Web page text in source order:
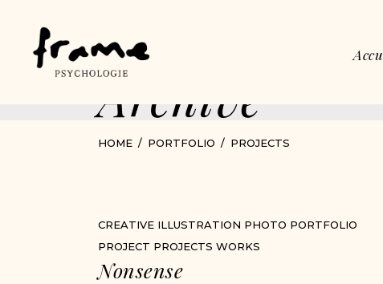
Archive
HOME PORTFOLIO PROJECTS
CREATIVE ILLUSTRATION PHOTO PORTFOLIO
PROJECT PROJECTS WORKS
Nonsense